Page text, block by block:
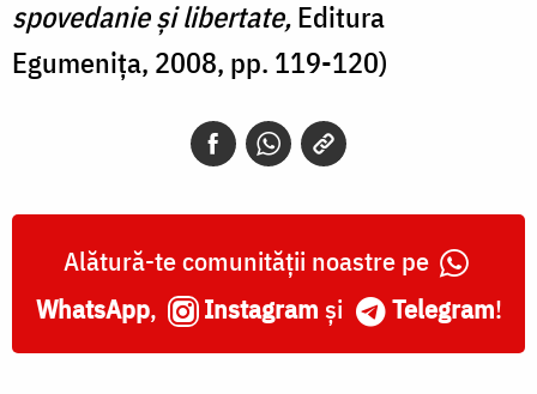
spovedanie şi libertate,Editura
Egumeniţa, 2008, pp. 119-120)
Alătură-te comunității noastre pe
WhatsApp, Instagram și Telegram!